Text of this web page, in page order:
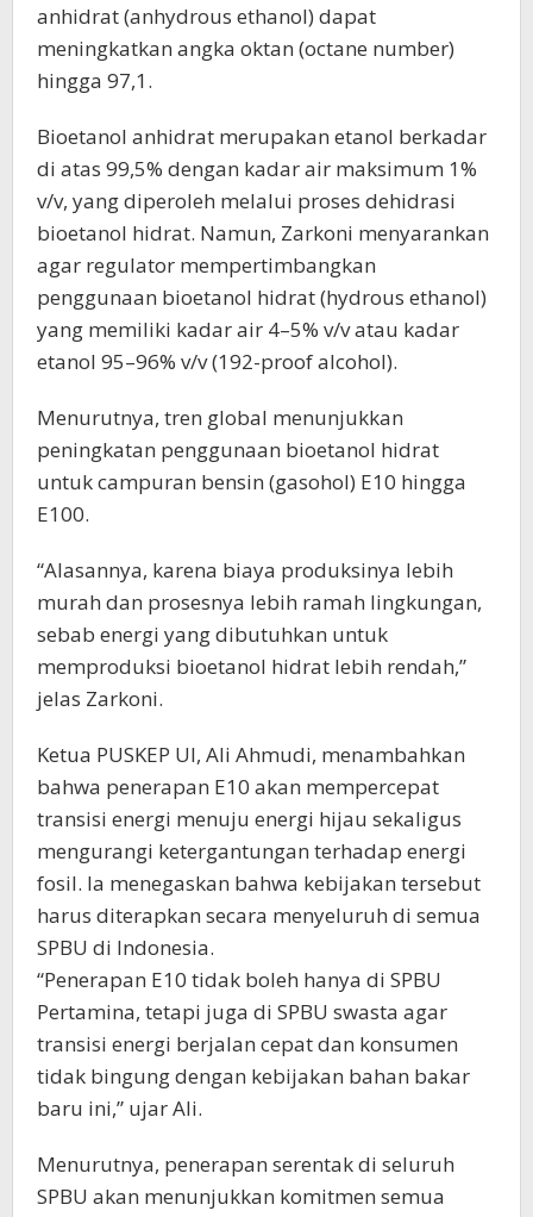
anhidrat (anhydrous ethanol) dapat
meningkatkan angka oktan (octane number)
hingga 97,1.
Bioetanol anhidrat merupakan etanol berkadar
di atas 99,5% dengan kadar air maksimum 1%
v/v, yang diperoleh melalui proses dehidrasi
bioetanol hidrat. Namun, Zarkoni menyarankan
agar regulator mempertimbangkan
penggunaan bioetanol hidrat (hydrous ethanol)
yang memiliki kadar air 4–5% v/v atau kadar
etanol 95–96% v/v (192-proof alcohol).
Menurutnya, tren global menunjukkan
peningkatan penggunaan bioetanol hidrat
untuk campuran bensin (gasohol) E10 hingga
E100.
“Alasannya, karena biaya produksinya lebih
murah dan prosesnya lebih ramah lingkungan,
sebab energi yang dibutuhkan untuk
memproduksi bioetanol hidrat lebih rendah,”
jelas Zarkoni.
Ketua PUSKEP UI, Ali Ahmudi, menambahkan
bahwa penerapan E10 akan mempercepat
transisi energi menuju energi hijau sekaligus
mengurangi ketergantungan terhadap energi
fosil. Ia menegaskan bahwa kebijakan tersebut
harus diterapkan secara menyeluruh di semua
SPBU di Indonesia.
“Penerapan E10 tidak boleh hanya di SPBU
Pertamina, tetapi juga di SPBU swasta agar
transisi energi berjalan cepat dan konsumen
tidak bingung dengan kebijakan bahan bakar
baru ini,” ujar Ali.
Menurutnya, penerapan serentak di seluruh
SPBU akan menunjukkan komitmen semua